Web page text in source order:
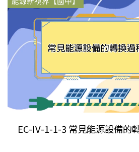
EC-IV-1-1-3 常見能源設備的